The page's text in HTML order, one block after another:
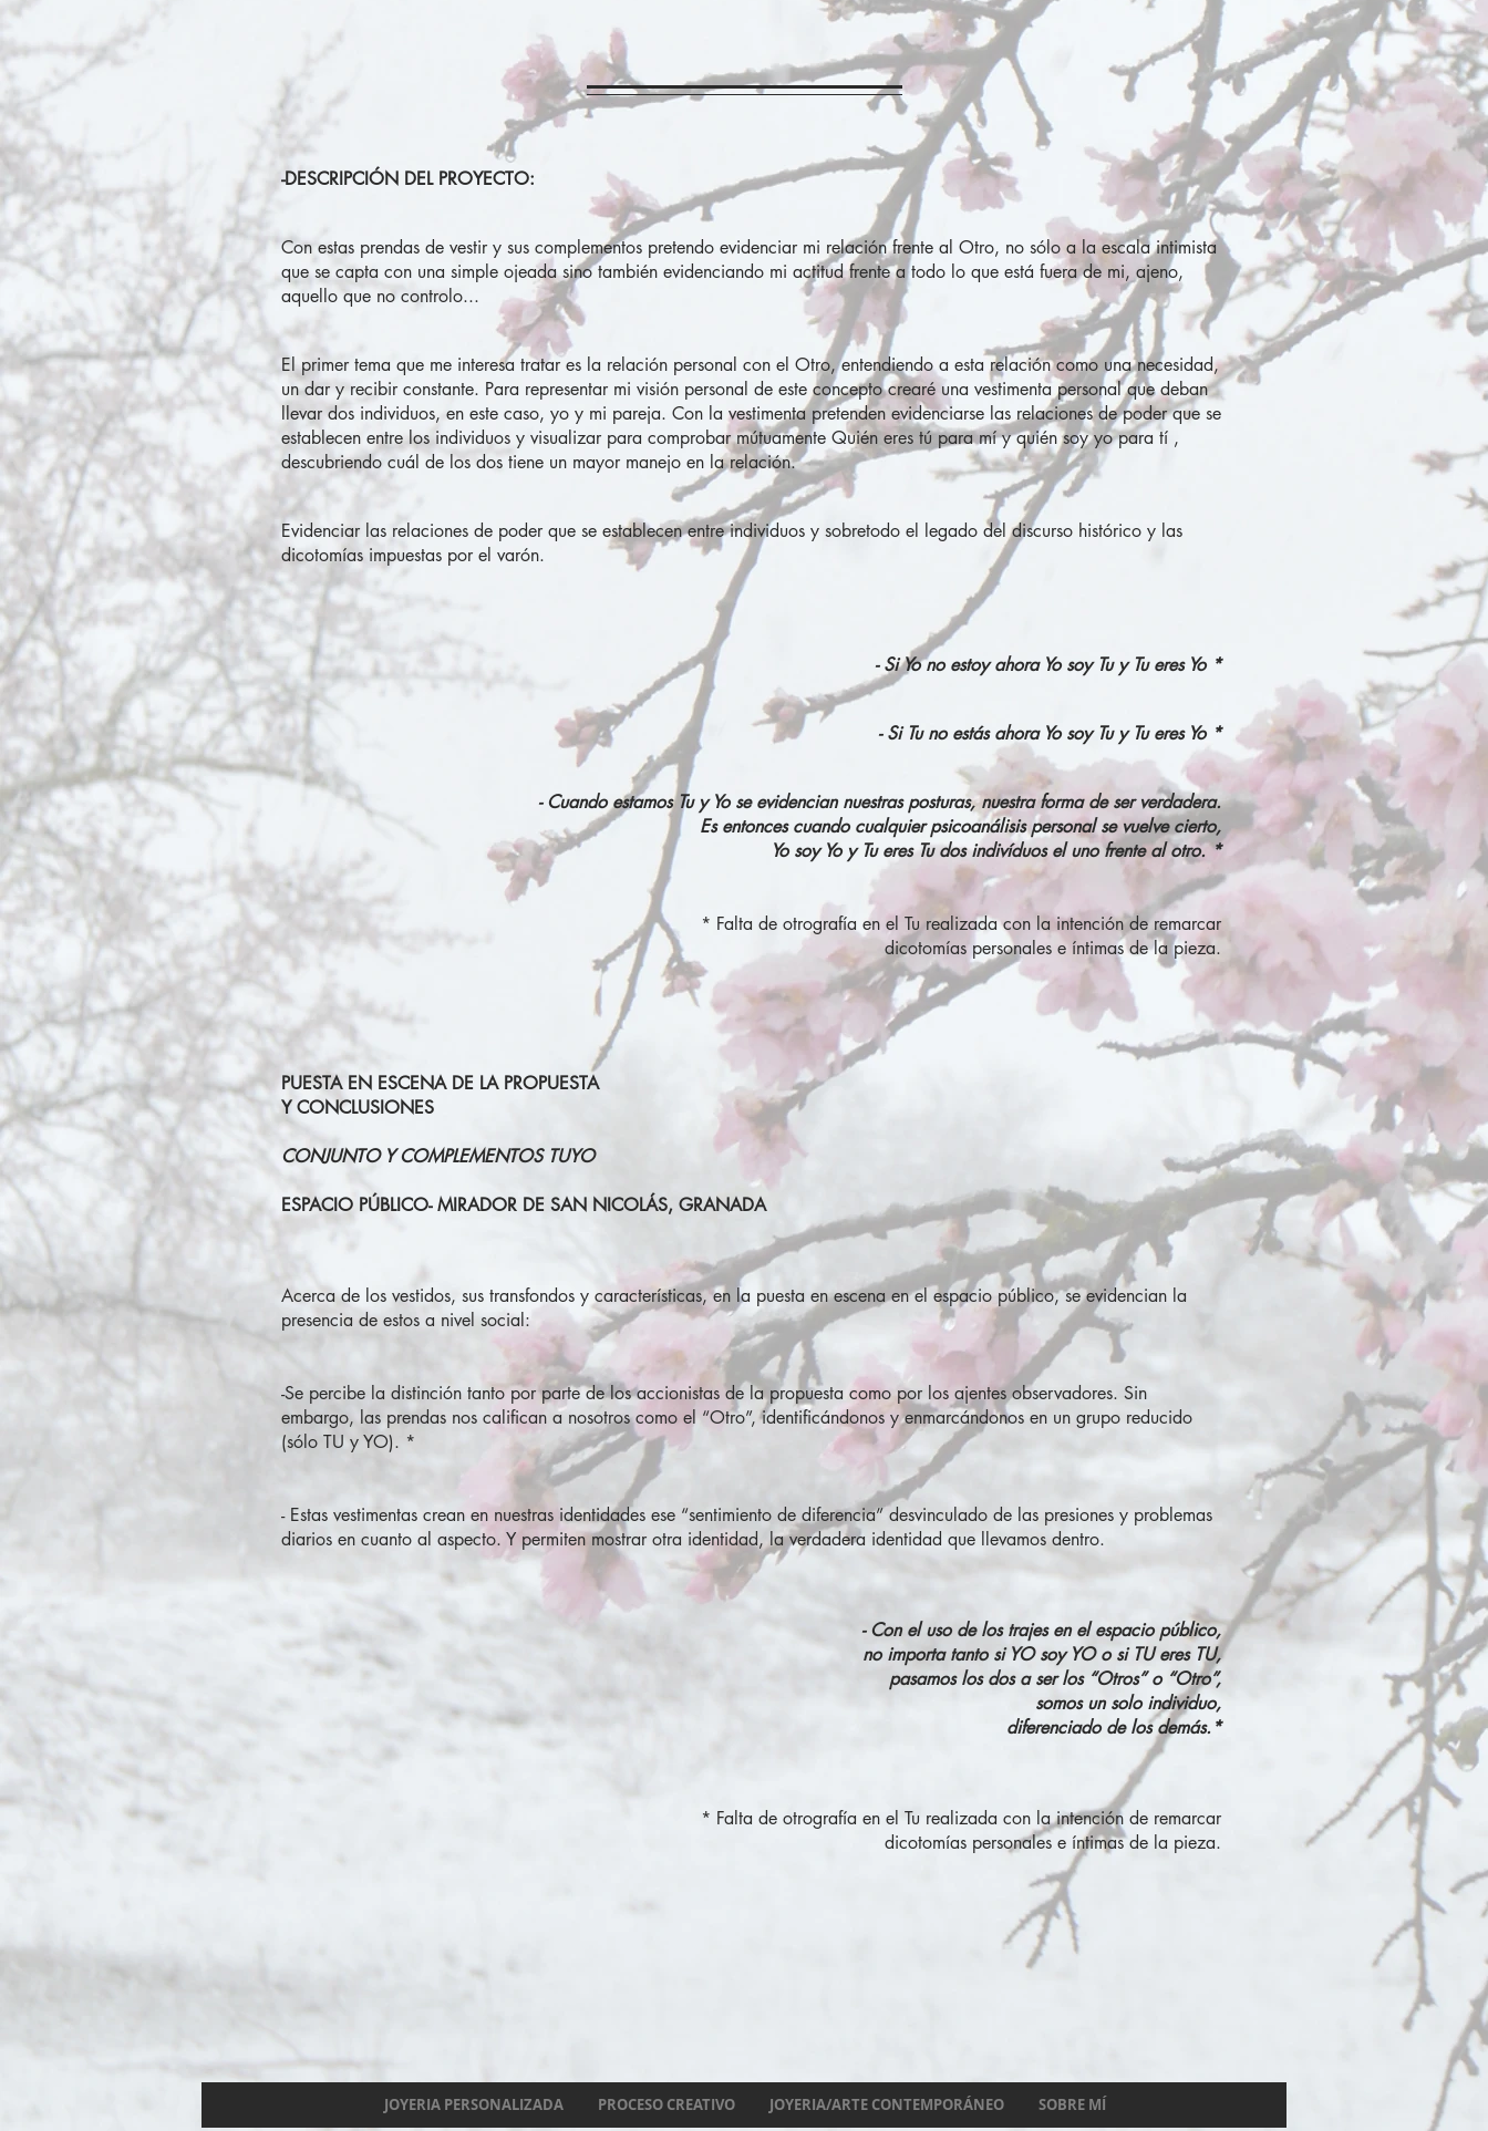
-DESCRIPCIÓN DEL PROYECTO:
Con estas prendas de vestir y sus complementos pretendo evidenciar mi relación frente al Otro, no sólo a la escala intimista
que se capta con una simple ojeada sino también evidenciando mi actitud frente a todo lo que está fuera de mi, ajeno,
aquello que no controlo...
El primer tema que me interesa tratar es la relación personal con el Otro, entendiendo a esta relación como una necesidad,
un dar y recibir constante. Para representar mi visión personal de este concepto crearé una vestimenta personal que deban
llevar dos individuos, en este caso, yo y mi pareja. Con la vestimenta pretenden evidenciarse las relaciones de poder que se
establecen entre los individuos y visualizar para comprobar mútuamente Quién eres tú para mí y quién soy yo para tí ,
descubriendo cuál de los dos tiene un mayor manejo en la relación.
Evidenciar las relaciones de poder que se establecen entre individuos y sobretodo el legado del discurso histórico y las
dicotomías impuestas por el varón.
- Si Yo no estoy ahora Yo soy Tu y Tu eres Yo *
- Si Tu no estás ahora Yo soy Tu y Tu eres Yo *
- Cuando estamos Tu y Yo se evidencian nuestras posturas, nuestra forma de ser verdadera.
Es entonces cuando cualquier psicoanálisis personal se vuelve cierto,
Yo soy Yo y Tu eres Tu dos indivíduos el uno frente al otro. *
* Falta de otrografía en el Tu realizada con la intención de remarcar
dicotomías personales e íntimas de la pieza.
PUESTA EN ESCENA DE LA PROPUESTA
Y CONCLUSIONES
CONJUNTO Y COMPLEMENTOS TUYO
ESPACIO PÚBLICO- MIRADOR DE SAN NICOLÁS, GRANADA
Acerca de los vestidos, sus transfondos y características, en la puesta en escena en el espacio público, se evidencian la
presencia de estos a nivel social:
-Se percibe la distinción tanto por parte de los accionistas de la propuesta como por los ajentes observadores. Sin
embargo, las prendas nos califican a nosotros como el “Otro”, identificándonos y enmarcándonos en un grupo reducido
(sólo TU y YO). *
- Estas vestimentas crean en nuestras identidades ese “sentimiento de diferencia” desvinculado de las presiones y problemas
diarios en cuanto al aspecto. Y permiten mostrar otra identidad, la verdadera identidad que llevamos dentro.
- Con el uso de los trajes en el espacio público,
no importa tanto si YO soy YO o si TU eres TU,
pasamos los dos a ser los “Otros” o “Otro”,
somos un solo individuo,
diferenciado de los demás.*
* Falta de otrografía en el Tu realizada con la intención de remarcar
dicotomías personales e íntimas de la pieza.
JOYERIA PERSONALIZADA PROCESO CREATIVO JOYERIA/ARTE CONTEMPORÁNEO SOBRE MÍ